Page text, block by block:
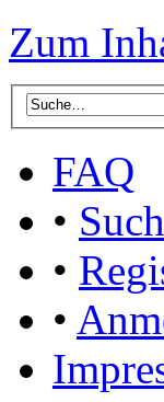
Zum
FAQ
•
•
•